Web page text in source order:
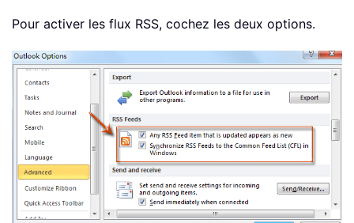
Pour activer les flux RSS, cochez les deux options.